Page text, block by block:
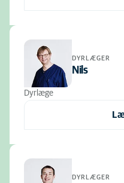
DYRLÆGER
Nils
Dyrlæge
DYRLÆGER